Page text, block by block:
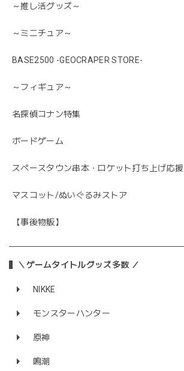
～推し活グッズ～
～ミニチュア～
BASE2500 -GEOCRAPER STORE-
～フィギュア～
名探偵コナン特集
ボードゲーム
スペースタウン串本・ロケット打ち上げ応
マスコット/ぬいぐるみストア
【事後物販】
＼ゲームタイトルグッズ多数 ／
NIKKE
モンスターハンター
原神
鳴潮